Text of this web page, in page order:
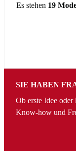
Es stehen 19
SIE HABEN
Ob erste Idee
Know-how und